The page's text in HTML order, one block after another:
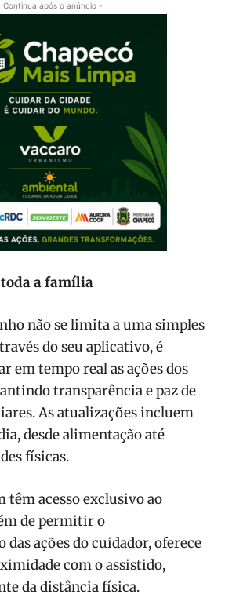
Continua após o anúncio -
a família
não se limita a uma simples
do seu aplicativo, é
em tempo real as ações dos
transparência e paz de
As atualizações incluem
desde alimentação até
físicas.
têm acesso exclusivo ao
de permitir o
das ações do cuidador, oferece
com o assistido,
da distância física.